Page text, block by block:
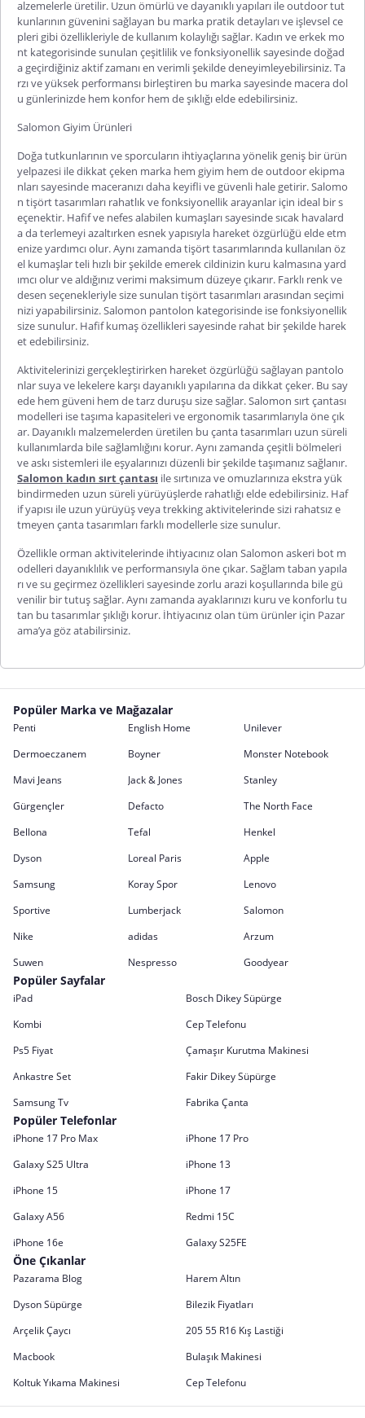
alzemelerle üretilir. Uzun ömürlü ve dayanıklı yapıları ileoutdoortut
kunlarının güvenini sağlayan bu marka pratik detayları ve işlevsel ce
pleri gibi özellikleriyle de kullanım kolaylığı sağlar. Kadın ve erkek mo
nt kategorisinde sunulan çeşitlilik ve fonksiyonellik sayesinde doğad
a geçirdiğiniz aktif zamanı en verimli şekilde deneyimleyebilirsiniz. Ta
rzı ve yüksek performansı birleştiren bu marka sayesinde macera dol
u günlerinizde hem konfor hem de şıklığı elde edebilirsiniz.
Salomon Giyim Ürünleri
Doğa tutkunlarının ve sporcuların ihtiyaçlarına yönelik geniş bir ürün
yelpazesi ile dikkat çeken marka hem giyim hem deoutdoorekipma
nları sayesinde maceranızı daha keyifli ve güvenli hale getirir.Salomo
n tişörttasarımları rahatlık ve fonksiyonellik arayanlar için ideal bir s
eçenektir. Hafif ve nefes alabilen kumaşları sayesinde sıcak havalard
a da terlemeyi azaltırken esnek yapısıyla hareket özgürlüğü elde etm
enize yardımcı olur. Aynı zamanda tişört tasarımlarında kullanılan öz
el kumaşlar teli hızlı bir şekilde emerek cildinizin kuru kalmasına yard
ımcı olur ve aldığınız verimi maksimum düzeye çıkarır. Farklı renk ve
desen seçenekleriyle size sunulan tişört tasarımları arasından seçimi
nizi yapabilirsiniz.Salomon pantolon kategorisinde ise fonksiyonellik
size sunulur. Hafif kumaş özellikleri sayesinde rahat bir şekilde harek
et edebilirsiniz.
Aktivitelerinizi gerçekleştirirken hareket özgürlüğü sağlayan pantolo
nlar suya ve lekelere karşı dayanıklı yapılarına da dikkat çeker. Bu say
ede hem güveni hem de tarz duruşu size sağlar.Salomon sırt çantası
modelleri ise taşıma kapasiteleri ve ergonomik tasarımlarıyla öne çık
ar. Dayanıklı malzemelerden üretilen bu çanta tasarımları uzun süreli
kullanımlarda bile sağlamlığını korur. Aynı zamanda çeşitli bölmeleri
ve askı sistemleri ile eşyalarınızı düzenli bir şekilde taşımanız sağlanır.
Salomon kadın sırt çantası ilesırtınıza ve omuzlarınıza ekstra yük
bindirmeden uzun süreli yürüyüşlerde rahatlığı elde edebilirsiniz. Haf
if yapısı ile uzun yürüyüş veya trekking aktivitelerinde sizi rahatsız e
tmeyen çanta tasarımları farklı modellerle size sunulur.
Özellikle orman aktivitelerinde ihtiyacınız olan Salomon askeri bot m
odelleri dayanıklılık ve performansıyla öne çıkar. Sağlam taban yapıla
rı ve su geçirmez özellikleri sayesinde zorlu arazi koşullarında bile gü
venilir bir tutuş sağlar. Aynı zamanda ayaklarınızı kuru ve konforlu tu
tan bu tasarımlar şıklığı korur. İhtiyacınız olan tüm ürünler için Pazar
ama’ya göz atabilirsiniz.
Popüler Marka ve Mağazalar
Penti English Home
Unilever
Dermoeczanem
Boyner
Monster Notebook
Mavi Jeans
Jack & Jones
Stanley
Gürgençler
Defacto
The North Face
Bellona
Tefal
Henkel
Dyson
Loreal Paris
Apple
Samsung
Koray Spor
Lenovo
Sportive
Lumberjack
Salomon
Nike
adidas
Arzum
Suwen
Nespresso Goodyear
Popüler Sayfalar
iPad
Bosch Dikey Süpürge
Kombi
Cep Telefonu
Ps5 Fiyat
Çamaşır Kurutma Makinesi
Ankastre Set
Fakir Dikey Süpürge
Samsung Tv
Fabrika Çanta
Popüler Telefonlar
iPhone 17 Pro Max
iPhone 17 Pro
Galaxy S25 Ultra
iPhone 13
iPhone 15
iPhone 17
Galaxy A56
Redmi 15C
iPhone 16e
Galaxy S25FE
Öne Çıkanlar
Pazarama Blog
Harem Altın
Dyson Süpürge
Bilezik Fiyatları
Arçelik Çaycı
205 55 R16 Kış Lastiği
Macbook
Bulaşık Makinesi
Koltuk Yıkama Makinesi
Cep Telefonu